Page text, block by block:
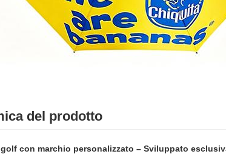
del prodotto
con marchio personalizzato – Sviluppato